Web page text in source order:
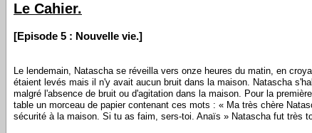
Le Cahier.
[Episode 5 : Nouvelle vie.]
Le lendemain, Natascha se réveilla vers onze heures du matin, en
étaient levés mais il n'y avait aucun bruit dans la maison. Natascha
malgré l'absence de bruit ou d'agitation dans la maison. Pour la
table un morceau de papier contenant ces mots : « Ma très chère
sécurité à la maison. Si tu as faim, sers-toi. Anaïs » Natascha fut très